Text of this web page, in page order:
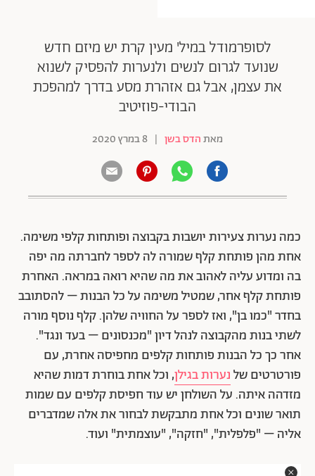
לסופרמודל במיל' מעין קרת יש מיזם חדש
שנועד לגרום לנשים ולנערות להפסיק לשנוא
את עצמן, אבל גם אזהרת מסע בדרך למהפכת
הבודי-פוזיטיב
מאתהדס בשן | 8 במרץ 2020
כמה נערות צעירות יושבות בקבוצה ופותחות קלפי משימה.
אחת מהן פותחת קלף שמורה לה לספר לחברתה מה יפה
בה ומדוע עליה לאהוב את מה שהיא רואה במראה. האחרת
פותחת קלף אחר, שמטיל משימה על כל הבנות – להסתובב
בחדר "כמו בן", ואז לספר על החוויה שלהן. קלף נוסף מורה
לשתי בנות מהקבוצה לנהל דיון "מכנסונים – בעד ונגד".
אחר כך כל הבנות פותחות קלפים מחפיסה אחרת, עם
פורטרטים שלנערות בגילן, וכל אחת בוחרת דמות שהיא
מזדהה איתה. על השולחן יש עוד חפיסת קלפים עם שמות
תואר שונים וכל אחת מתבקשת לבחור את אלה שמדברים
אליה – "פלפלית", "חזקה", "עוצמתית" ועוד.